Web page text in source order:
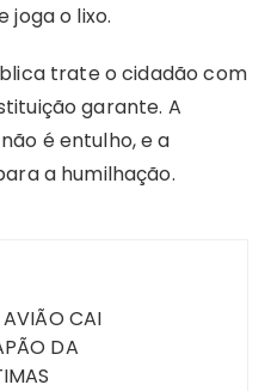
joga o lixo.
trate o cidadão com
garante. A
é entulho, e a
a humilhação.
AVIÃO CAI
DA